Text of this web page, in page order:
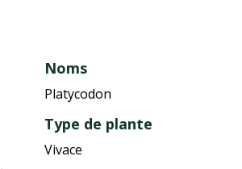
Noms
Platycodon
Type de plante
Vivace